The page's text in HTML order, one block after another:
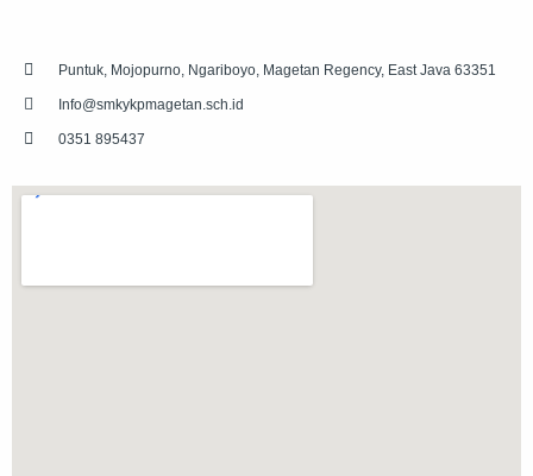
Puntuk, Mojopurno, Ngariboyo, Magetan Regency, East Java 63351
Info@smkykpmagetan.sch.id
0351 895437